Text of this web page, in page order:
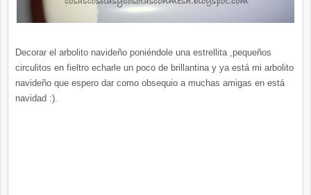
Decorar el arbolito navideño poniéndole una estrellita ,pequeños
circulitos en fieltro echarle un poco de brillantina y ya está mi arbolito
navideño que espero dar como obsequio a muchas amigas en está
navidad :).